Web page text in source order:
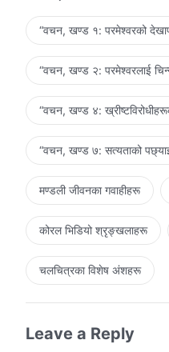
परमेश्‍वरकै सार्वभौमिकता हुन्छ
भन्‍ने आधारमा निर्धारित
तैँले यो तथ्यलाई स्वीकार
यही नै हो। परमेश्‍वरकै सामु
चिम्‍लन्छ, ती यही
उहाँको योजनाको भाग हो।
अस्तित्वप्रति सचेत, उहाँको
व्यवस्थापन गर्दै आउनुभएको
“वचन, खण्ड १: परमेश्‍वरको
“वचन, खण्ड २: परमेश्‍वरलाई
“वचन, खण्ड ४:
“वचन, खण्ड ७: सत्यताको
मण्डली जीवनका गवाहीहरू
कोरल भिडियो श्रृङ्खलाहरू
चलचित्रका विशेष अंशहरू
Leave a Reply